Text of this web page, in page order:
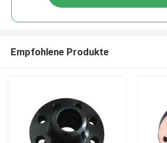
Empfohlene Produkte